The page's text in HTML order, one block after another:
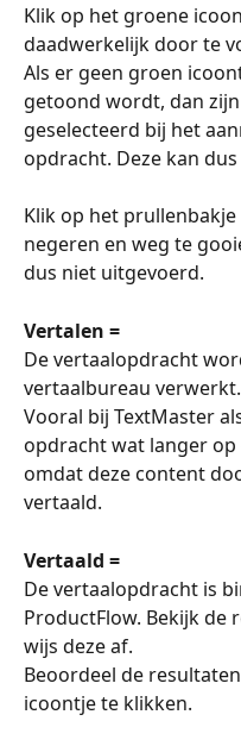
Klik op het groene
daadwerkelijk door te
Als er geen groen
getoond wordt, dan
geselecteerd bij het
opdracht. Deze kan
Klik op het
negeren en weg te
dus niet uitgevoerd.
Vertalen =
De vertaalopdracht
vertaalbureau verwerkt.
Vooral bij TextMaster
opdracht wat langer op
omdat deze content
vertaald.
Vertaald =
De vertaalopdracht is
ProductFlow. Bekijk de
wijs deze af.
Beoordeel de
icoontje te klikken.